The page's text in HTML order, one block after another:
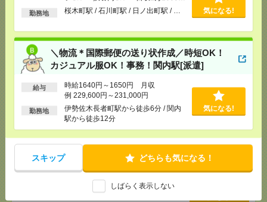
以上
勤務地 桜木町駅 / 石川町駅 / 日ノ出町駅 / … 気になる!
＼物流＊国際郵便の送り状作成／時短OK！
カジュアル服OK！事務！関内駅[派遣]
給与
時給1640円～1650円 月収
例 229,600円～231,000円
勤務地
伊勢佐木長者町駅から徒歩6分 / 関内
駅から徒歩12分
気になる!
スキップ どちらも気になる！
しばらく表示しない
マイカー通勤OK！平塚！仕様書のデータ入力メイン
*＊50代活躍中[派遣]
[給 与]
時給1700円＋交
[交通費]交通費実費支給（当社規定あり）
[勤務地]平塚駅からバス15分
【週2在宅勤務】残業ほぼなし▼車通勤OK＊千葉ニ
ュータウン中央での営業事務[派遣]
[給 与]時給1484円 月収例 23万円 時給1484円×
実働7h45m×週5日×4週 ※月収例を保証するもので
はありません。※給与即受取りサービス利用可（利
1ヶ月3万円を上限として実費支給